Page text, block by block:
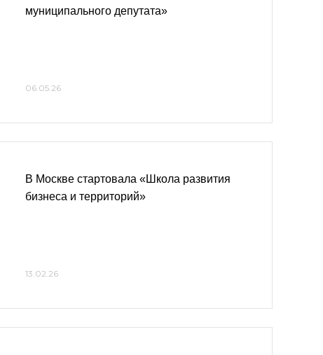
муниципального депутата»
06.05.26
В Москве стартовала «Школа развития
бизнеса и территорий»
13.02.26